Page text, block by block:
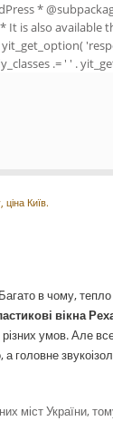
*
It is also
.= ' ' .
ціна Київ.
в чому, тепло
вікна
умов. Але
головне
міст України,